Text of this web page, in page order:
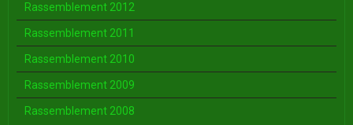
Rassemblement 2012
Rassemblement 2011
Rassemblement 2010
Rassemblement 2009
Rassemblement 2008